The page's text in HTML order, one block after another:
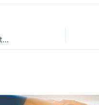
Cyber Monday 2025: o que é e como aproveitar a data para vender mais?